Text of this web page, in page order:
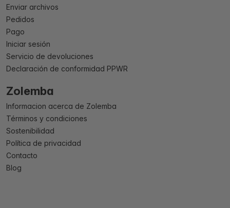
Enviar archivos
Pedidos
Pago
Iniciar sesión
Servicio de devoluciones
Declaración de conformidad PPWR
Zolemba
Informacion acerca de Zolemba
Términos y condiciones
Sostenibilidad
Política de privacidad
Contacto
Blog